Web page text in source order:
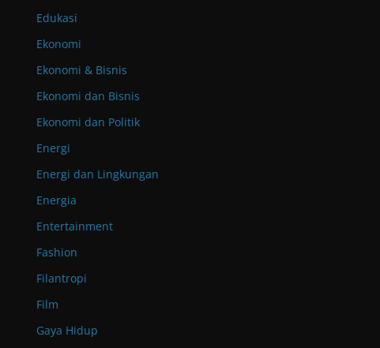
Edukasi
Ekonomi
Ekonomi & Bisnis
Ekonomi dan Bisnis
Ekonomi dan Politik
Energi
Energi dan Lingkungan
Energia
Entertainment
Fashion
Filantropi
Film
Gaya Hidup